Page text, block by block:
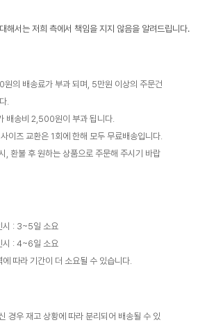
서는 저희 측에서 책임을 지지 않음을 알려드립니다.
의 배송료가 부과 되며, 5만원 이상의 주문건
.
배송비 2,500원이 부과 됩니다.
이즈 교환은 1회에 한해 모두 무료배송입니다.
, 환불 후 원하는 상품으로 주문해 주시기 바랍
시 : 3~5일 소요
시 : 4~6일 소요
따라 기간이 더 소요될 수 있습니다.
경우 재고 상황에 따라 분리되어 배송될 수 있